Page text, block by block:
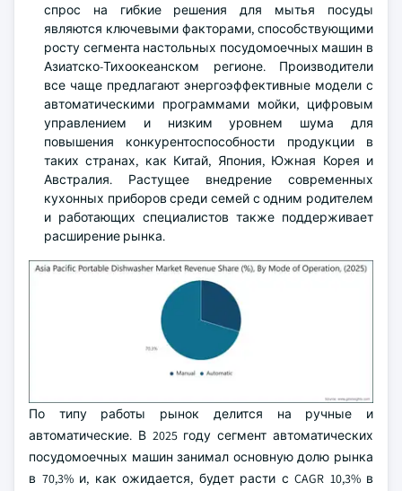
спрос на гибкие решения для мытья посуды
являются ключевыми факторами, способствующими
росту сегмента настольных посудомоечных машин в
Азиатско-Тихоокеанском регионе. Производители
все чаще предлагают энергоэффективные модели с
автоматическими программами мойки, цифровым
управлением и низким уровнем шума для
повышения конкурентоспособности продукции в
таких странах, как Китай, Япония, Южная Корея и
Австралия. Растущее внедрение современных
кухонных приборов среди семей с одним родителем
и работающих специалистов также поддерживает
расширение рынка.
По типу работы рынок делится на ручные и
автоматические. В 2025 году сегмент автоматических
посудомоечных машин занимал основную долю рынка
в 70,3% и, как ожидается, будет расти с CAGR 10,3% в